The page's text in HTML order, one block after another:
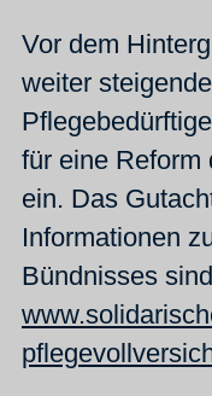
Vor dem
weiter
für eine Reform
ein. Das
Informationen
Bündnisses